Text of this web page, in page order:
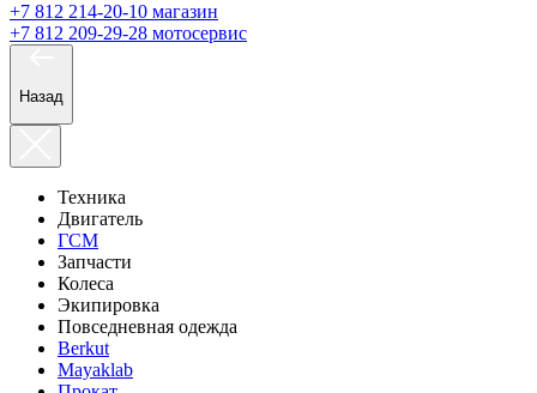
+7 812 214-20-10 магазин
+7 812 209-29-28 мотосервис
Назад
Техника
Двигатель
ГСМ
Запчасти
Колеса
Экипировка
Повседневная одежда
Berkut
Mayaklab